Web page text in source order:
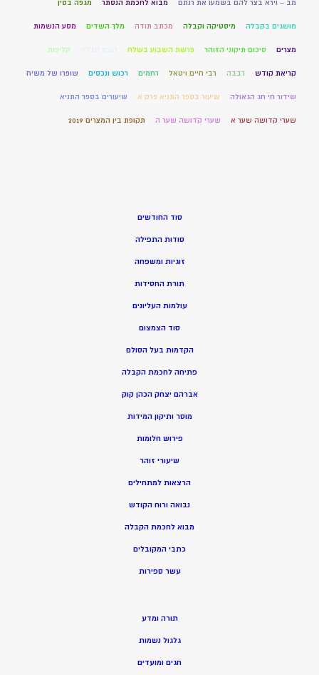
מב – וירא בצר להם בשמעו את רנתם מבוא לחכמת הנסתר מגפה בסין
מושגים בקבלה מיסטיקה וקבלה מכתב תודה מלך השדים מסע הנשמות
מצרים סיכום תיקוני הזוהר פרשת השבוע בשלח קליפות
קריאת קודש רבבה רבי חיים ויטאל רחמים רכוש ונכסים שופרו של משיח
שידור חי חג הגאולה שיעור בספר התניא פרק א שיעורים בספר התניא
שערי קדושה שער א שערי קדושה שער ה תקופת בין המצרים 2019
סוד החודשים
סודות התפילה
זוגיות ומשפחה
תורת החסידות
עולמות העליונים
סוד הצמצום
הקדמות בעל הסולם
פתיחה לחכמת הקבלה
אברהם יצחק הכהן קוק
מוסר ותיקון המידות
פירוש חלומות
שיעורי זוהר
הרצאות למתחילים
נבואה ורוח הקודש
מבוא לחכמת הקבלה
כתבי המקובלים
עשר ספירות
תורה ומדע
גלגול נשמות
חגים ומועדים